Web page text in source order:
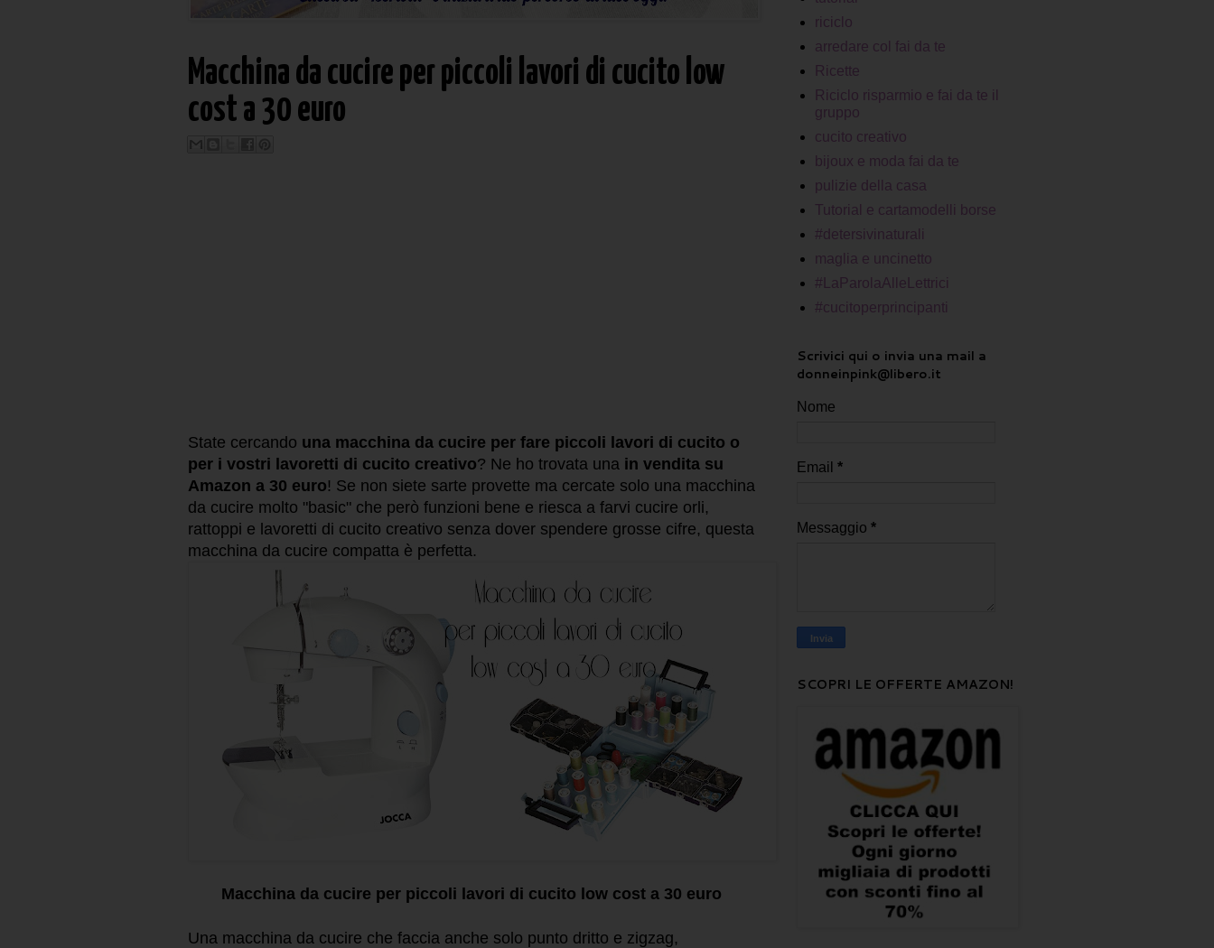
Macchina da cucire per piccoli lavori di cucito low
cost a 30 euro
State cercando una macchina da cucire per fare piccoli lavori di cucito o
per i vostri lavoretti di cucito creativo? Ne ho trovata una in vendita su
Amazon a 30 euro! Se non siete sarte provette ma cercate solo una macchina
da cucire molto "basic" che però funzioni bene e riesca a farvi cucire orli,
rattoppi e lavoretti di cucito creativo senza dover spendere grosse cifre, questa
macchina da cucire compatta è perfetta.
Macchina da cucire per piccoli lavori di cucito low cost a 30 euro
Una macchina da cucire che faccia anche solo punto dritto e zigzag,
riciclo
arredare col fai da te
Ricette
Riciclo risparmio e fai da te il
gruppo
cucito creativo
bijoux e moda fai da te
pulizie della casa
Tutorial e cartamodelli borse
#detersivinaturali
maglia e uncinetto
#LaParolaAlleLettrici
#cucitoperprincipanti
Scrivici qui o invia una mail a
donneinpink@libero.it
Nome
Email *
Messaggio *
SCOPRI LE OFFERTE AMAZON!